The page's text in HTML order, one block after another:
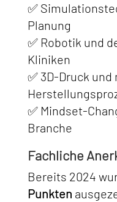
✅
Planung
✅ Robotik und
Kliniken
✅ 3D-Druck und
✅ Mindset-
Branche
Fachliche
Bereits 2024
Punkten